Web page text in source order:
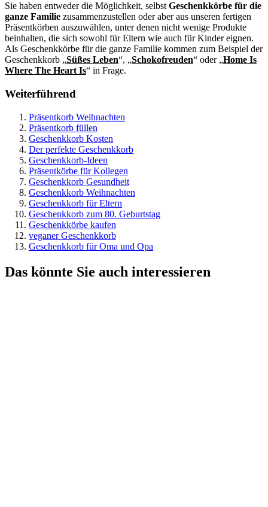
Sie haben entweder die Möglichkeit, selbst Geschenkkörbe für die
ganze Familie zusammenzustellen oder aber aus unseren fertigen
Präsentkörben auszuwählen, unter denen nicht wenige Produkte
beinhalten, die sich sowohl für Eltern wie auch für Kinder eignen.
Als Geschenkkörbe für die ganze Familie kommen zum Beispiel der
Geschenkkorb „Süßes Leben“, „Schokofreuden“ oder „Home Is
Where The Heart Is“ in Frage.
Weiterführend
Präsentkorb Weihnachten
Präsentkorb füllen
Geschenkkorb Kosten
Der perfekte Geschenkkorb
Geschenkkorb-Ideen
Präsentkörbe für Kollegen
Geschenkkorb Gesundheit
Geschenkkorb Weihnachten
Geschenkkorb für Eltern
Geschenkkorb zum 80. Geburtstag
Geschenkkörbe kaufen
veganer Geschenkkorb
Geschenkkorb für Oma und Opa
Das könnte Sie auch interessieren